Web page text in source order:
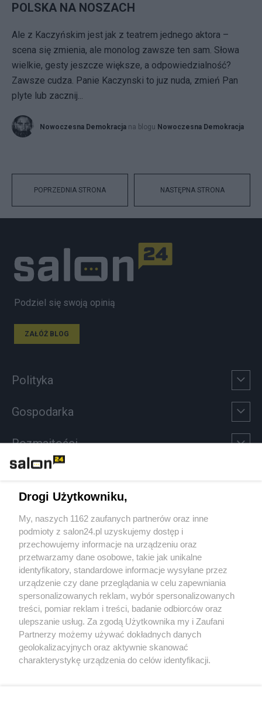
POLSKA NA NOSZACH
Ale z Kaczyńskim jest jak z teatrem jednego aktora –
scena się zmienia, ale monolog zawsze ten sam. Słowa
wielkie, gesty jeszcze większe, a odpowiedzialność?
Zawsze cudza. Panie Kaczynski to juz nuda, zmień Pan
plyte lub zacznij...
Nowoczesna Demokracja na blogu Nowoczesna Demokracja
POPRZEDNIA STRONA NASTĘPNA STRONA
Podziel się swoją opinią
ZAŁÓŻ BLOG
Polityka
Gospodarka
Rozmaitości
Sport
Społeczeństwo
Kultura
X Facebook Instagram Youtube
Drogi Użytkowniku,
My, naszych 1162 zaufanych partnerów oraz inne
podmioty z salon24.pl uzyskujemy dostęp i
przechowujemy informacje na urządzeniu oraz
przetwarzamy dane osobowe, takie jak unikalne
identyfikatory, standardowe informacje wysyłane przez
urządzenie czy dane przeglądania w celu zapewniania
spersonalizowanych reklam, wybór spersonalizowanych
treści, pomiar reklam i treści, badanie odbiorców oraz
ulepszanie usług. Za zgodą Użytkownika my i Zaufani
Partnerzy możemy używać dokładnych danych
geolokalizacyjnych oraz aktywnie skanować
charakterystykę urządzenia do celów identyfikacji.